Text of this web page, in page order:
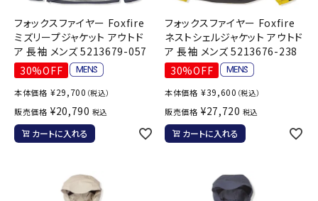
フォックスファイヤー Foxfire
ミズリープジャケット アウトド
ア 長袖 メンズ 5213679-057
30%OFF
本体価格 ¥29,700 （税込）
販売価格 ¥20,790 税込
カートに入れる
フォックスファイヤー Foxfire
ネストシェルジャケット アウトド
ア 長袖 メンズ 5213676-238
30%OFF
本体価格 ¥39,600 （税込）
販売価格 ¥27,720 税込
カートに入れる